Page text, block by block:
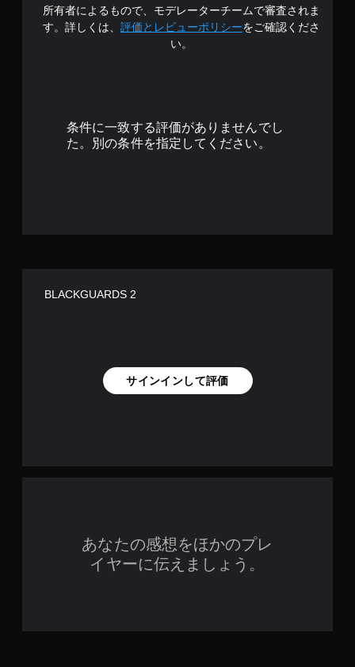
3
所有者によるもので、モデレーターチームで審査されま
す。詳しくは、 評価とレビューポリシーをご確認くださ
い。
条件に一致する評価がありませんでし
た。別の条件を指定してください。
BLACKGUARDS 2
サインインして評価
あなたの感想をほかのプレ
イヤーに伝えましょう。